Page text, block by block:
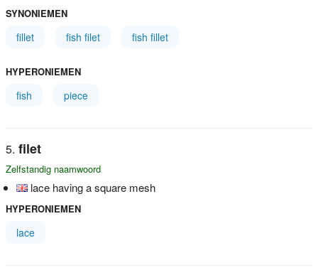
SYNONIEMEN
fillet fish filet fish fillet
HYPERONIEMEN
fish piece
filet
Zelfstandig naamwoord
lace having a square mesh
HYPERONIEMEN
lace